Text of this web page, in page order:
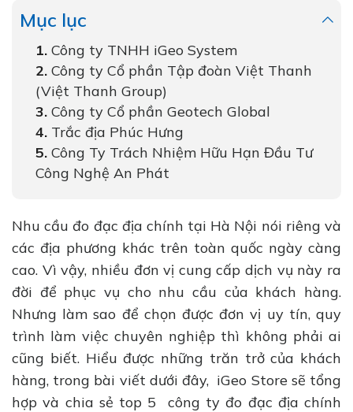
Mục lục
Công ty TNHH iGeo System
Công ty Cổ phần Tập đoàn Việt Thanh
(Việt Thanh Group)
Công ty Cổ phần Geotech Global
Trắc địa Phúc Hưng
Công Ty Trách Nhiệm Hữu Hạn Đầu Tư
Công Nghệ An Phát
Nhu cầu đo đạc địa chính tại Hà Nội nói riêng và
các địa phương khác trên toàn quốc ngày càng
cao. Vì vậy, nhiều đơn vị cung cấp dịch vụ này ra
đời để phục vụ cho nhu cầu của khách hàng.
Nhưng làm sao để chọn được đơn vị uy tín, quy
trình làm việc chuyên nghiệp thì không phải ai
cũng biết. Hiểu được những trăn trở của khách
hàng, trong bài viết dưới đây, iGeo Store sẽ tổng
hợp và chia sẻ top 5 công ty đo đạc địa chính